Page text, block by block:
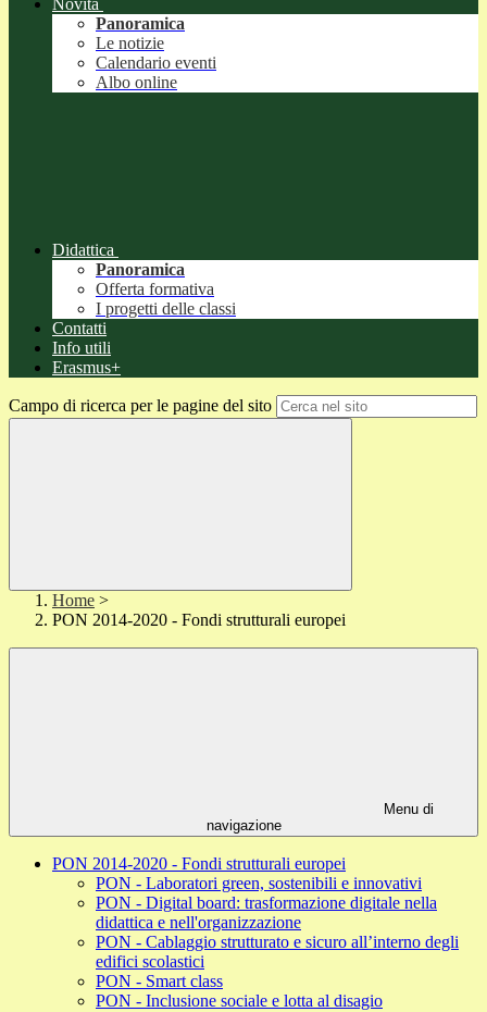
Novità
Panoramica
Le notizie
Calendario eventi
Albo online
Didattica
Panoramica
Offerta formativa
I progetti delle classi
Contatti
Info utili
Erasmus+
Campo di ricerca per le pagine del sito
Home >
PON 2014-2020 - Fondi strutturali europei
Menu di
navigazione
PON 2014-2020 - Fondi strutturali europei
PON - Laboratori green, sostenibili e innovativi
PON - Digital board: trasformazione digitale nella
didattica e nell'organizzazione
PON - Cablaggio strutturato e sicuro all’interno degli
edifici scolastici
PON - Smart class
PON - Inclusione sociale e lotta al disagio